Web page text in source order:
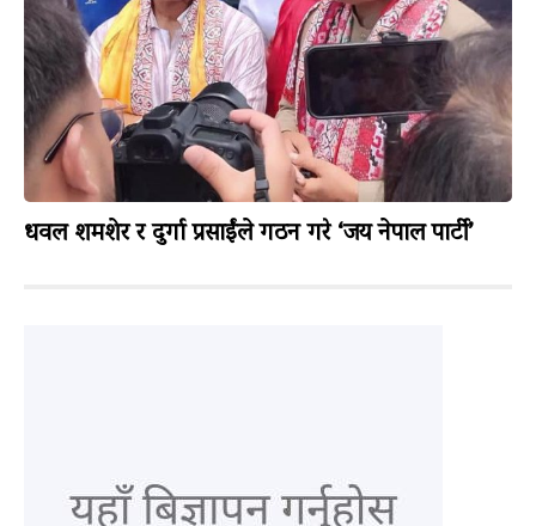
धवल शमशेर र दुर्गा प्रसाईंले गठन गरे ‘जय नेपाल पार्टी’